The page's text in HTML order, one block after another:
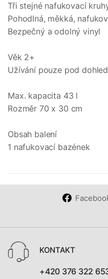
Tři stejné nafukovací
Pohodlná, měkká,
Bezpečný a odolný vinyl
Věk 2+
Užívání pouze pod
Max. kapacita 43 l
Rozměr 70 x 30 cm
Obsah balení
1 nafukovací bazének
KONTAKT
+420 376 322